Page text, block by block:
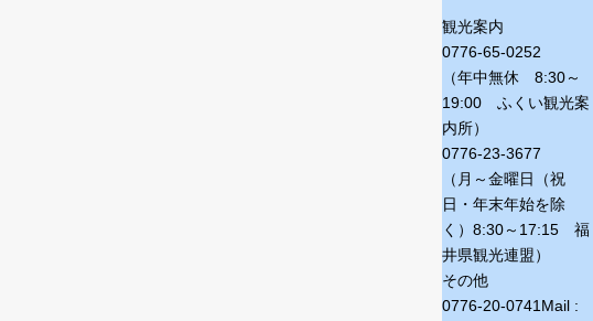
観光案内
0776-65-0252
（年中無休 8:30～
19:00 ふくい観光案
内所）
0776-23-3677
（月～金曜日（祝
日・年末年始を除
く） 8:30～17:15 福
井県観光連盟）
その他
0776-20-0741 Mail :